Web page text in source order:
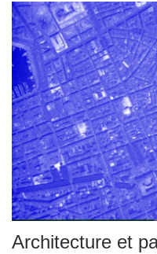
Architecture et